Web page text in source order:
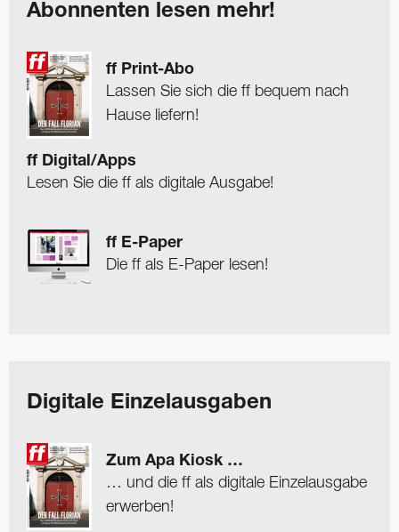
Abonnenten lesen mehr!
ff Print-Abo
Lassen Sie sich die ff bequem nach
Hause liefern!
ff Digital/Apps
Lesen Sie die ff als digitale Ausgabe!
ff E-Paper
Die ff als E-Paper lesen!
Digitale Einzelausgaben
Zum Apa Kiosk …
… und die ff als digitale Einzelausgabe
erwerben!